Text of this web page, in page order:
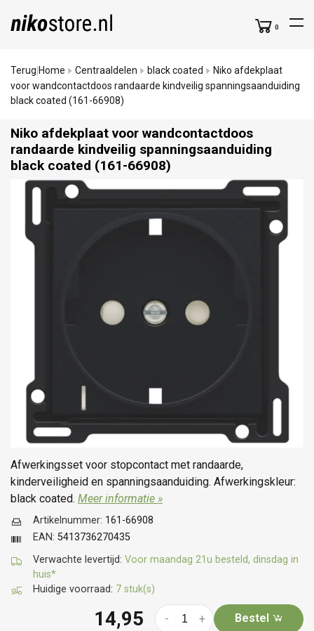
0
Terug Home Centraaldelen black coated
Niko afdekplaat
voor wandcontactdoos randaarde kindveilig spanningsaanduiding
black coated (161-66908)
Niko afdekplaat voor wandcontactdoos
randaarde kindveilig spanningsaanduiding
black coated (161-66908)
Afwerkingsset voor stopcontact met randaarde,
kinderveiligheid en spanningsaanduiding. Afwerkingskleur:
black coated. Meer informatie »
Verwachte levertijd: Voor maandag 21u besteld, dinsdag in
huis*
Huidige voorraad: 7 stuk(s)
Artikelnummer: 161-66908
EAN: 5413736270435
14,95 +
- Bestel